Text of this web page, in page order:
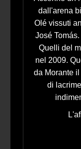
dall'arena
Olé vissuti
José
Quelli del
nel 2009.
da Morante
di